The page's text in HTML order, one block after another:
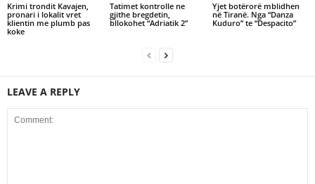
Krimi trondit Kavajen,
pronari i lokalit vret
klientin me plumb pas
koke
Tatimet kontrolle ne
gjithe bregdetin,
bllokohet “Adriatik 2”
Yjet botërorë mblidhen
në Tiranë. Nga “Danza
Kuduro” te “Despacito”
LEAVE A REPLY